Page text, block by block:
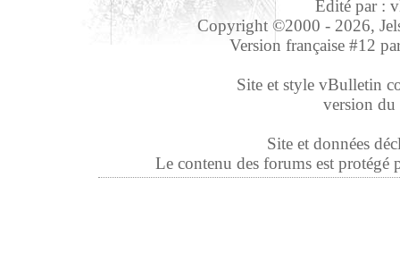
Édité par :
Copyright ©2000 - 2026,
Version française #12
Site et style vBulletin
version
Site et données
Le contenu des forums est protégé